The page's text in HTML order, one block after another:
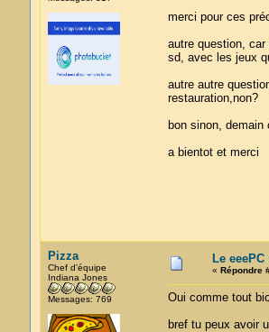
merci pour ces
autre question,
sd, avec les jeux
autre autre
restauration,non?
bon sinon,
a bientot et merci
Pizza
Chef d'équipe
Indiana Jones
Messages: 769
Le
« Répondre
Oui comme tout
bref tu peux avoir